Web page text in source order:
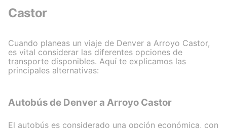
Castor
Cuando planeas un viaje de Denver a Arroyo Castor,
es vital considerar las diferentes opciones de
transporte disponibles. Aquí te explicamos las
principales alternativas:
Autobús de Denver a Arroyo Castor
El autobús es considerado una opción económica, con